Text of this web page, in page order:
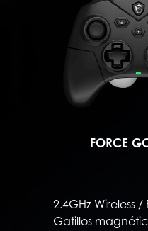
FORCE
2.4GHz Wireless
Gatillos